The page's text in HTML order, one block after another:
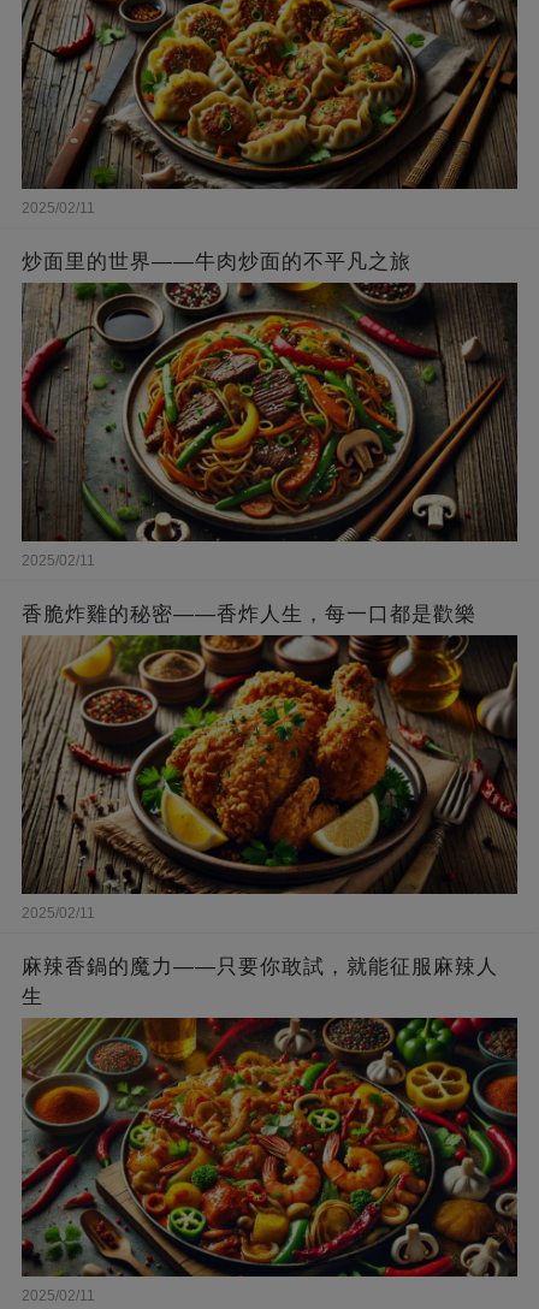
2025/02/11
炒面里的世界——牛肉炒面的不平凡之旅
2025/02/11
香脆炸雞的秘密——香炸人生，每一口都是歡樂
2025/02/11
麻辣香鍋的魔力——只要你敢試，就能征服麻辣人
生
2025/02/11